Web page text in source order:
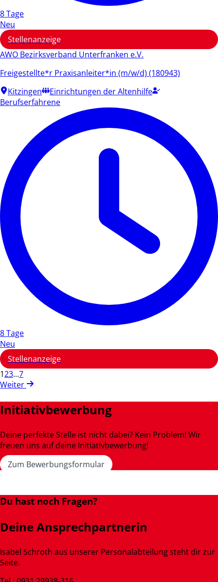
8 Tage
Neu
Stellenanzeige
AWO Bezirksverband Unterfranken e.V.
Freigestellte*r Praxisanleiter*in (m/w/d) (180943)
Kitzingen
Einrichtungen der Altenhilfe
Berufserfahrene
8 Tage
Neu
Stellenanzeige
123...7
Weiter
Initiativbewerbung
Deine perfekte Stelle ist nicht dabei? Kein Problem! Wir
freuen uns auf deine Initiativbewerbung!
Zum Bewerbungsformular
Du hast noch Fragen?
Deine Ansprechpartnerin
Isabel Schroth aus unserer Personalabteilung steht dir zur
Seite.